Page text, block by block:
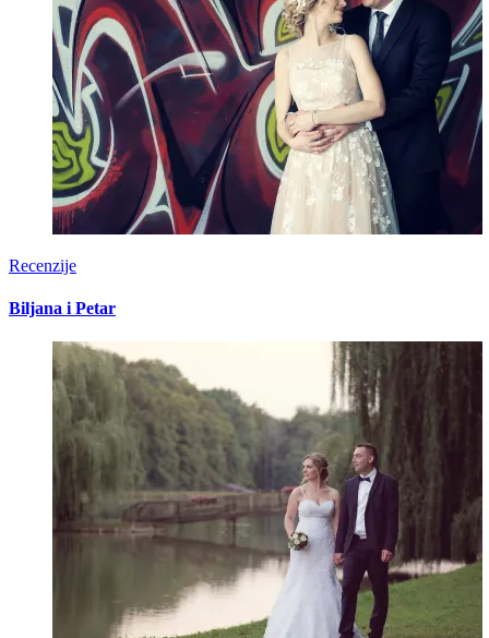
Recenzije
Biljana i Petar